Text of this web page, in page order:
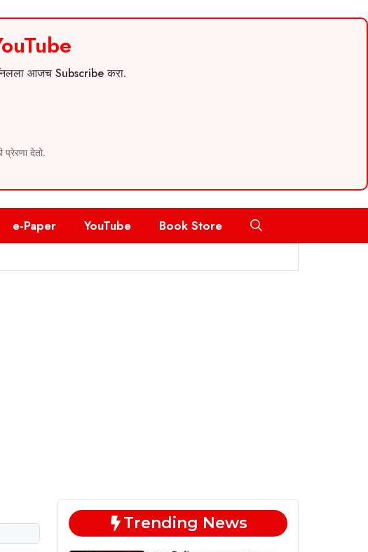
चॅनलला आजच Subscribe करा.
प्रेरणा देतो.
e-Paper YouTube Book Store
Trending News